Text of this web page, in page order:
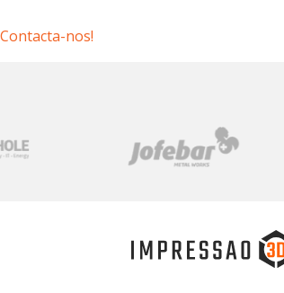
Contacta-nos!